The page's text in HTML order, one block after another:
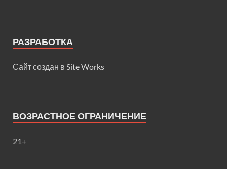
РАЗРАБОТКА
Сайт создан в Site Works
ВОЗРАСТНОЕ ОГРАНИЧЕНИЕ
21+